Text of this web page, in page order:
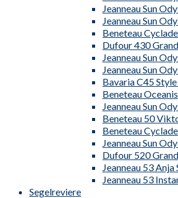
Jeanneau Sun
Jeanneau Sun
Beneteau
Dufour 430
Jeanneau Sun
Jeanneau Sun
Bavaria C45
Beneteau
Jeanneau Sun
Beneteau 50
Beneteau
Jeanneau Sun
Dufour 520
Jeanneau 53
Jeanneau 53
Segelreviere